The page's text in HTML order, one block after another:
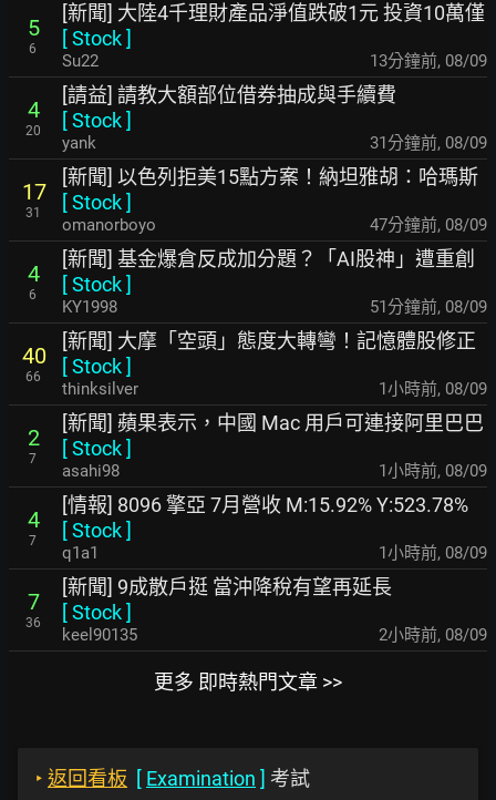
5
6
[新聞] 大陸4千理財產品淨值跌破1元 投資10萬僅
[Stock]
Su22 13分鐘前, 08/09
4
20
[請益] 請教大額部位借券抽成與手續費
[Stock]
yank 31分鐘前, 08/09
17
31
[新聞] 以色列拒美15點方案！納坦雅胡：哈瑪斯
[Stock]
omanorboyo 47分鐘前, 08/09
4
6
[新聞] 基金爆倉反成加分題？「AI股神」遭重創
[Stock]
KY1998 51分鐘前, 08/09
40
66
[新聞] 大摩「空頭」態度大轉彎！記憶體股修正
[Stock]
thinksilver 1小時前, 08/09
2
7
[新聞] 蘋果表示，中國 Mac 用戶可連接阿里巴巴
[Stock]
asahi98 1小時前, 08/09
4
7
[情報] 8096 擎亞 7月營收 M:15.92% Y:523.78%
[Stock]
q1a1 1小時前, 08/09
7
36
[新聞] 9成散戶挺 當沖降稅有望再延長
[Stock]
keel90135 2小時前, 08/09
更多 即時熱門文章 >>
‣ 返回看板 [ Examination ] 考試